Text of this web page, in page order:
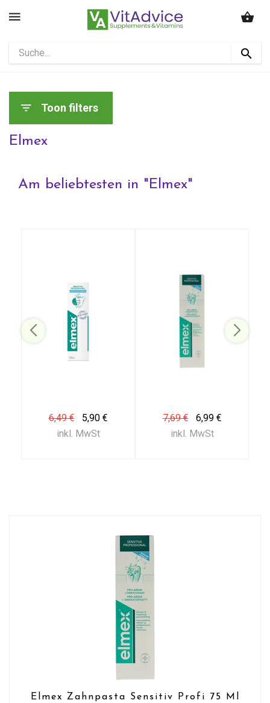
Toon filters
Elmex
Am beliebtesten in "Elmex"
6,49 €
5,90 €
inkl. MwSt
7,69 €
6,99 €
inkl. MwSt
Elmex Zahnpasta Sensitiv Profi 75 Ml